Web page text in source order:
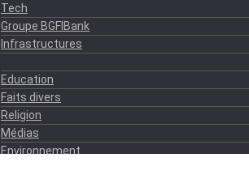
Tech
Groupe BGFIBank
Infrastructures
Education
Faits divers
Religion
Médias
Environnement